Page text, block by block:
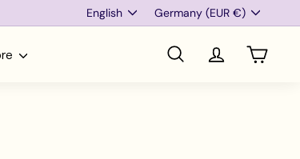
Language
English Currency
Germany (EUR €)
Search AccountCart